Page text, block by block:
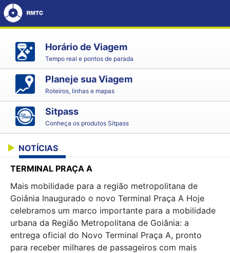
Horário de Viagem
Tempo real e pontos de parada
Planeje sua Viagem
Roteiros, linhas e mapas
Sitpass
Conheça os produtos Sitpass
NOTÍCIAS
TERMINAL PRAÇA A
Mais mobilidade para a região metropolitana de
Goiânia Inaugurado o novo Terminal Praça A Hoje
celebramos um marco importante para a mobilidade
urbana da Região Metropolitana de Goiânia: a
entrega oficial do Novo Terminal Praça A, pronto
para receber milhares de passageiros com mais